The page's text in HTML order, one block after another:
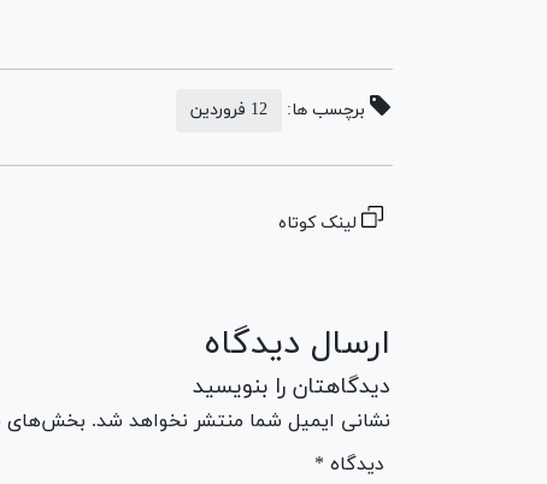
برچسب ها: 12 فروردین
لینک کوتاه
ارسال دیدگاه
دیدگاهتان را بنویسید
نشانی ایمیل شما منتشر نخواهد شد. بخش‌های
* دیدگاه